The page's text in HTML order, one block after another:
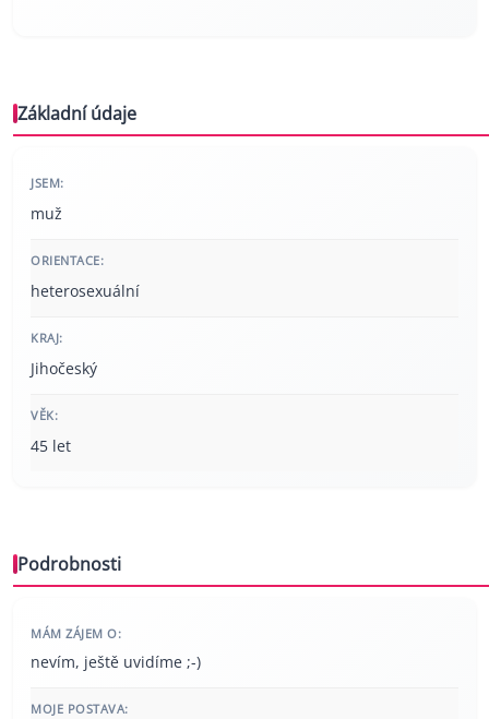
Základní údaje
JSEM:
muž
ORIENTACE:
heterosexuální
KRAJ:
Jihočeský
VĚK:
45 let
Podrobnosti
MÁM ZÁJEM O:
nevím, ještě uvidíme ;-)
MOJE POSTAVA: